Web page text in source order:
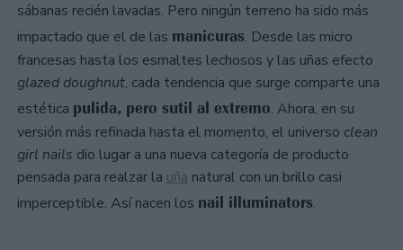
sábanas recién lavadas. Pero ningún terreno ha sido más
impactado que el de las manicuras. Desde las micro
francesas hasta los esmaltes lechosos y las uñas efecto
glazed doughnut, cada tendencia que surge comparte una
estética pulida, pero sutil al extremo. Ahora, en su
versión más refinada hasta el momento, el universo clean
girl nails dio lugar a una nueva categoría de producto
pensada para realzar la uña natural con un brillo casi
imperceptible. Así nacen los nail illuminators.